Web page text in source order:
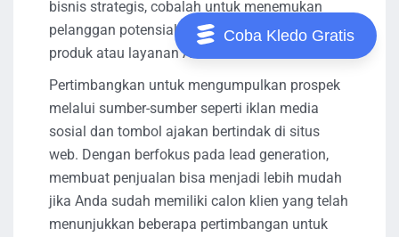
bisnis strategis, cobalah untuk menemukan
pelanggan potensial yang tertarik dengan
produk atau layanan Anda.
Pertimbangkan untuk mengumpulkan prospek
melalui sumber-sumber seperti iklan media
sosial dan tombol ajakan bertindak di situs
web. Dengan berfokus pada lead generation,
membuat penjualan bisa menjadi lebih mudah
jika Anda sudah memiliki calon klien yang telah
menunjukkan beberapa pertimbangan untuk
Coba Kledo Gratis